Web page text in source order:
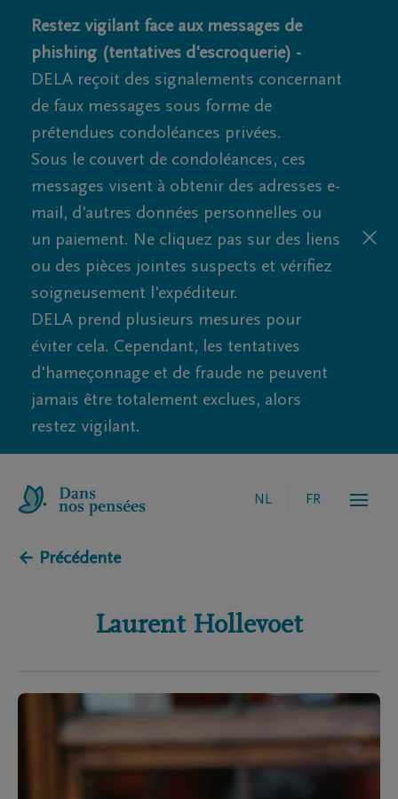
Restez vigilant face aux messages de
phishing (tentatives d'escroquerie) -
DELA reçoit des signalements concernant
de faux messages sous forme de
prétendues condoléances privées.
Sous le couvert de condoléances, ces
messages visent à obtenir des adresses e-
mail, d'autres données personnelles ou
un paiement. Ne cliquez pas sur des liens
ou des pièces jointes suspects et vérifiez
soigneusement l'expéditeur.
DELA prend plusieurs mesures pour
éviter cela. Cependant, les tentatives
d'hameçonnage et de fraude ne peuvent
jamais être totalement exclues, alors
restez vigilant.
NL FR
← Précédente
Laurent Hollevoet